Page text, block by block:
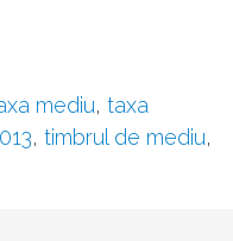
mediu, taxa
, timbrul de mediu,